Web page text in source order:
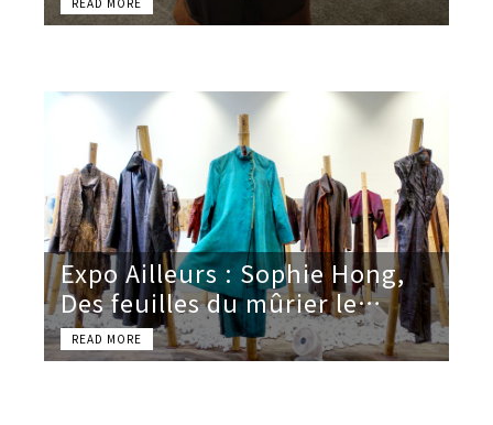
Expo Ailleurs : Sophie Hong,
Des feuilles du mûrier le
temps fait des robes de soie…
- La Piscine de Roubaix -